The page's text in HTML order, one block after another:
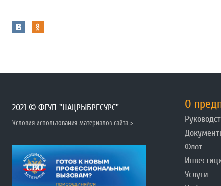
2021 © ФГУП "НАЦРЫБРЕСУРС"
Условия использования материалов сайта >
О
Флот
Услуги